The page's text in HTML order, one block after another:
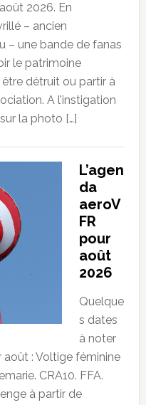
2026. En
– ancien
– une bande de fanas
le patrimoine
détruit ou partir à
A l’instigation
la photo […]
L’agen
da
aeroV
FR
pour
août
2026
Quelque
s dates
à noter
août : Voltige féminine
CRA10. FFA.
à partir de